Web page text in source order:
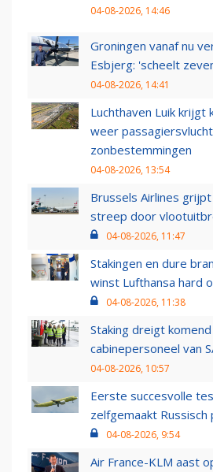
04-08-2026, 14:46
Groningen vanaf nu
Esbjerg: 'scheelt
04-08-2026, 14:41
Luchthaven Luik krijgt
weer
zonbestemmingen
04-08-2026, 13:54
Brussels Airlines
streep door
04-08-2026, 11:47
Stakingen en dure
winst Lufthansa hard
04-08-2026, 11:38
Staking dreigt
cabinepersoneel van
04-08-2026, 10:57
Eerste succesvolle
zelfgemaakt
04-08-2026, 9:54
Air France-KLM aast